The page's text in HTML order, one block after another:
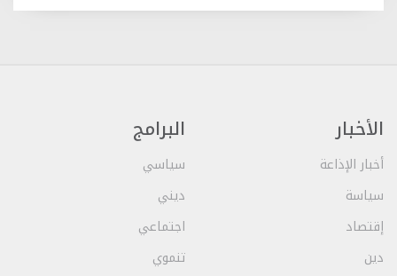
الأخبار
أخبار الإذاعة
سياسة
إقتصاد
دين
البرامج
سياسي
ديني
اجتماعي
تنموي